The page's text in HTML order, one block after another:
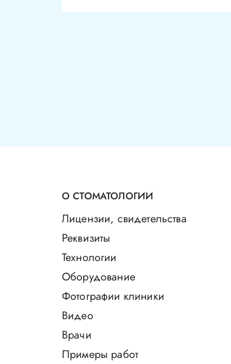
О СТОМАТОЛОГИИ
Лицензии, свидетельства
Реквизиты
Технологии
Оборудование
Фотографии клиники
Видео
Врачи
Примеры работ